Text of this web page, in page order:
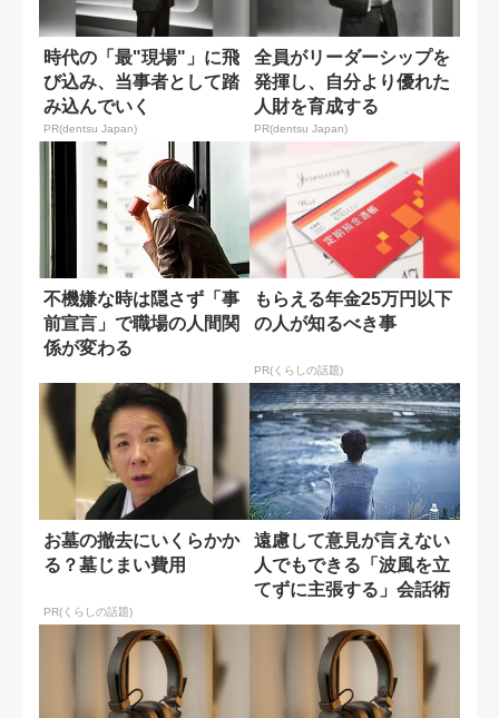
時代の「最"現場"」に飛
び込み、当事者として踏
み込んでいく
PR(dentsu Japan)
全員がリーダーシップを
発揮し、自分より優れた
人財を育成する
PR(dentsu Japan)
不機嫌な時は隠さず「事
前宣言」で職場の人間関
係が変わる
もらえる年金25万円以下
の人が知るべき事
PR(くらしの話題)
お墓の撤去にいくらかか
る？墓じまい費用
PR(くらしの話題)
遠慮して意見が言えない
人でもできる「波風を立
てずに主張する」会話術